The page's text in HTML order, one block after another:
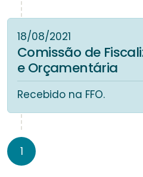
18/08/2021
Comissão de
e Orçamentária
Recebido na FFO.
1